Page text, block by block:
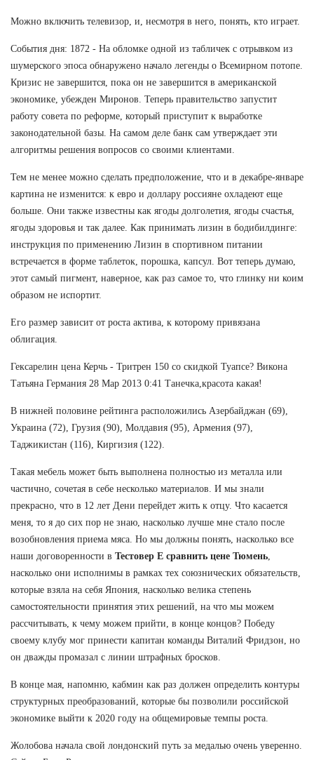
Можно включить телевизор, и, несмотря в него, понять, кто играет.
События дня: 1872 - На обломке одной из табличек с отрывком из
шумерского эпоса обнаружено начало легенды о Всемирном потопе.
Кризис не завершится, пока он не завершится в американской
экономике, убежден Миронов. Теперь правительство запустит
работу совета по реформе, который приступит к выработке
законодательной базы. На самом деле банк сам утверждает эти
алгоритмы решения вопросов со своими клиентами.
Тем не менее можно сделать предположение, что и в декабре-январе
картина не изменится: к евро и доллару россияне охладеют еще
больше. Они также известны как ягоды долголетия, ягоды счастья,
ягоды здоровья и так далее. Как принимать лизин в бодибилдинге:
инструкция по применению Лизин в спортивном питании
встречается в форме таблеток, порошка, капсул. Вот теперь думаю,
этот самый пигмент, наверное, как раз самое то, что глинку ни коим
образом не испортит.
Его размер зависит от роста актива, к которому привязана
облигация.
Гексарелин цена Керчь - Тритрен 150 со скидкой Туапсе? Викона
Татьяна Германия 28 Мар 2013 0:41 Танечка,красота какая!
В нижней половине рейтинга расположились Азербайджан (69),
Украина (72), Грузия (90), Молдавия (95), Армения (97),
Таджикистан (116), Киргизия (122).
Такая мебель может быть выполнена полностью из металла или
частично, сочетая в себе несколько материалов. И мы знали
прекрасно, что в 12 лет Дени перейдет жить к отцу. Что касается
меня, то я до сих пор не знаю, насколько лучше мне стало после
возобновления приема мяса. Но мы должны понять, насколько все
наши договоренности в Тестовер Е сравнить цене Тюмень
насколько они исполнимы в рамках тех союзнических обязательств,
которые взяла на себя Япония, насколько велика степень
самостоятельности принятия этих решений, на что мы можем
рассчитывать, к чему можем прийти, в конце концов? Победу
своему клубу мог принести капитан команды Виталий Фридзон, но
он дважды промазал с линии штрафных бросков.
В конце мая, напомню, кабмин как раз должен определить контуры
структурных преобразований, которые бы позволили российской
экономике выйти к 2020 году на общемировые темпы роста.
Жолобова начала свой лондонский путь за медалью очень уверенно.